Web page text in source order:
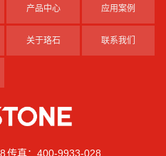
产品中心 应用案例
关于珞石 联系我们
传真：400-9933-028